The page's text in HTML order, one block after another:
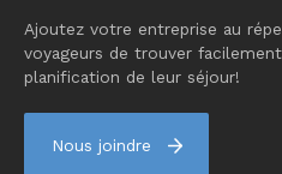
Ajoutez votre entreprise au
voyageurs de trouver
planification de leur séjour!
Nous joindre